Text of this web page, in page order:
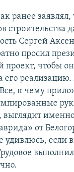
ранее заявлял,
строительства
Сергей
просил
проект, чтобы
его реализацию.
Все, к чему
от
если